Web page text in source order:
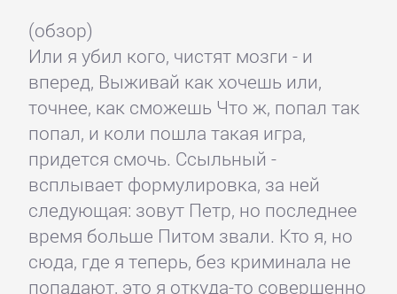
(обзор)
Или я убил кого, чистят мозги - и
вперед, Выживай как хочешь или,
точнее, как сможешь Что ж, попал так
попал, и коли пошла такая игра,
придется смочь. Ссыльный -
всплывает формулировка, за ней
следующая: зовут Петр, но последнее
время больше Питом звали. Кто я, но
сюда, где я теперь, без криминала не
попадают, это я откуда-то совершенно